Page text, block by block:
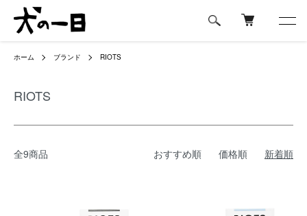
ホーム ブランド RIOTS
RIOTS
全9商品 おすすめ順 価格順 新着順